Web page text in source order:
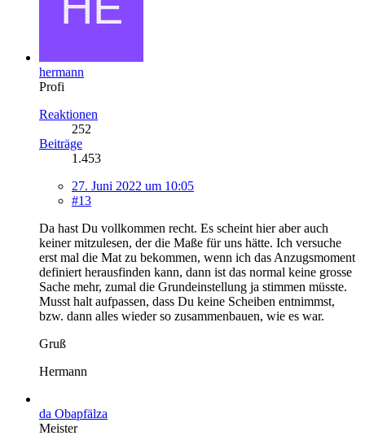
hermann
Profi
Reaktionen
252
Beiträge
1.453
27. Juni 2022 um 10:05
#13
Da hast Du vollkommen recht. Es scheint hier aber auch
keiner mitzulesen, der die Maße für uns hätte. Ich versuche
erst mal die Mat zu bekommen, wenn ich das Anzugsmoment
definiert herausfinden kann, dann ist das normal keine grosse
Sache mehr, zumal die Grundeinstellung ja stimmen müsste.
Musst halt aufpassen, dass Du keine Scheiben entnimmst,
bzw. dann alles wieder so zusammenbauen, wie es war.
Gruß
Hermann
da Obapfälza
Meister